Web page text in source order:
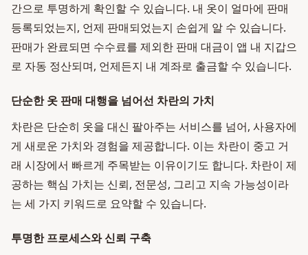
간으로 투명하게 확인할 수 있습니다. 내 옷이 얼마에 판매
등록되었는지, 언제 판매되었는지 손쉽게 알 수 있습니다.
판매가 완료되면 수수료를 제외한 판매 대금이 앱 내 지갑으
로 자동 정산되며, 언제든지 내 계좌로 출금할 수 있습니다.
단순한 옷 판매 대행을 넘어선 차란의 가치
차란은 단순히 옷을 대신 팔아주는 서비스를 넘어, 사용자에
게 새로운 가치와 경험을 제공합니다. 이는 차란이 중고 거
래 시장에서 빠르게 주목받는 이유이기도 합니다. 차란이 제
공하는 핵심 가치는 신뢰, 전문성, 그리고 지속 가능성이라
는 세 가지 키워드로 요약할 수 있습니다.
투명한 프로세스와 신뢰 구축